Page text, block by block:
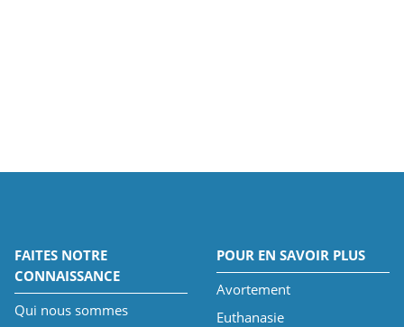
FAITES NOTRE
CONNAISSANCE
Qui nous sommes
POUR EN SAVOIR PLUS
Avortement
Euthanasie